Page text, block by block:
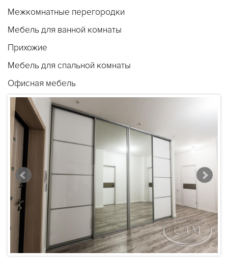
Межкомнатные перегородки
Мебель для ванной комнаты
Прихожие
Мебель для спальной комнаты
Офисная мебель